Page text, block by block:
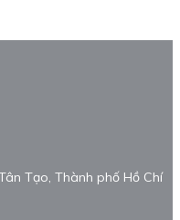
Tạo, Thành phố Hồ Chí